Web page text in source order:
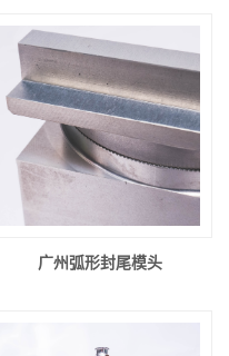
广州弧形封尾模头